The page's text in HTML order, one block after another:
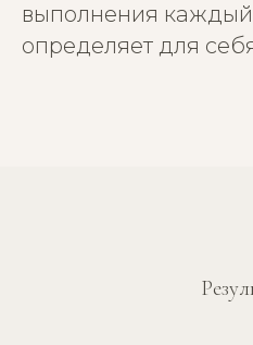
выполнения каждый
определяет для